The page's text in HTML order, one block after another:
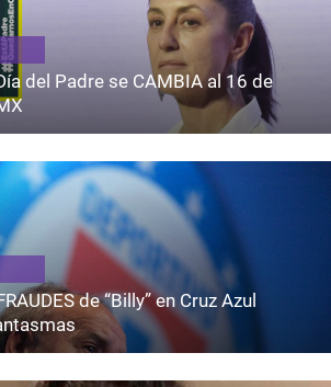
del Padre se CAMBIA al 16 de
de “Billy” en Cruz Azul